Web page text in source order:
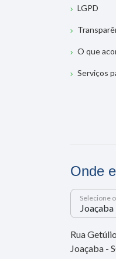
LGPD
O que
Serviços
Onde
Selecione
Rua
Joaçaba -